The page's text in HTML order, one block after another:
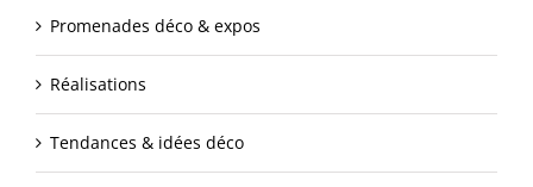
Promenades déco & expos
Réalisations
Tendances & idées déco